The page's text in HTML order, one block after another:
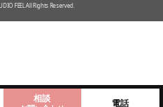
相談 電話
FEEL All Rights Reserved.